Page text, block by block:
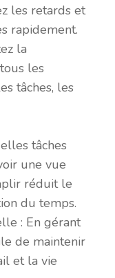
les retards et
rapidement.
la
les
tâches, les
tâches
une vue
réduit le
du temps.
: En gérant
de maintenir
et la vie